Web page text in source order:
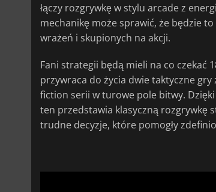
łączy rozgrywkę w stylu arcade z
mechanikę może sprawić, że będzie
wrażeń i skupionych na akcji.
Fani strategii będą mieli na co czekać
przywraca do życia dwie taktyczne gry
fiction serii w turowe pole bitwy.
ten przedstawia klasyczną rozgrywkę
trudne decyzje, które pomogły